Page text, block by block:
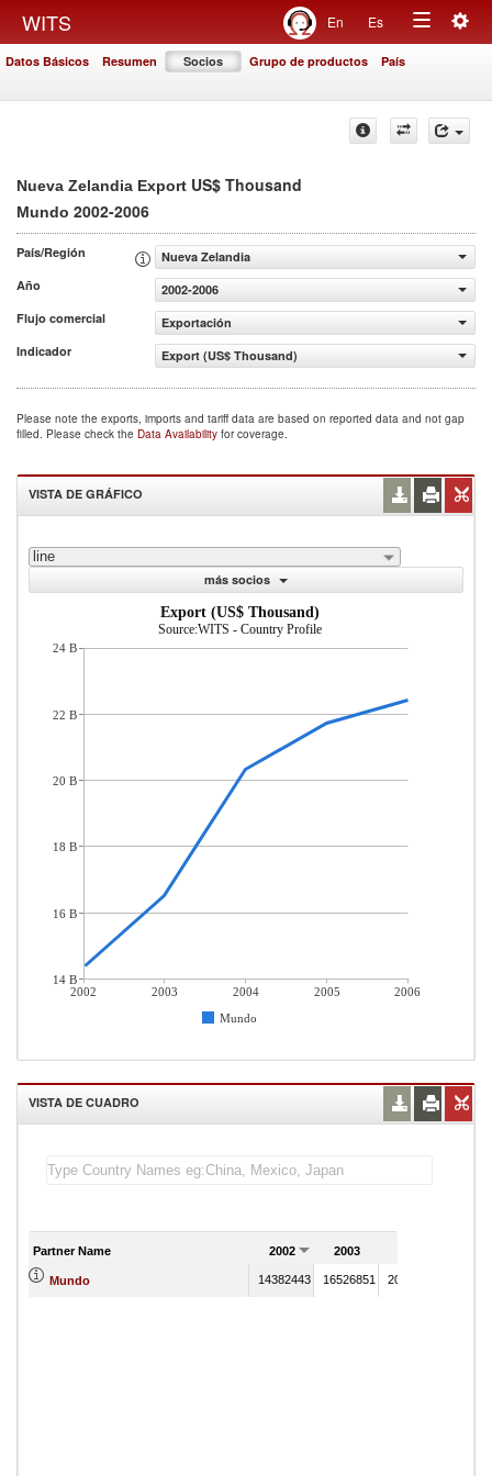
WITS En Es
Toggle
Datos Básicos Resumen Socios Grupo de productos País
Nueva Zelandia Export US$ Thousand
Mundo 2002-2006
País/Región
Nueva Zelandia
Año
2002-2006
Flujo comercial
Exportación
Indicador
Export (US$ Thousand)
Please note the exports, imports and tariff data are based on reported data and not gap
filled. Please check the Data Availability for coverage.
VISTA DE GRÁFICO
line
más socios
Export (US$ Thousand)
Source:WITS - Country Profile
2002 2003 2004 2005
2006
Mundo
24 B
22 B
20 B
18 B
16 B
14 B
VISTA DE CUADRO
Partner Name 2002 2003
Mundo 14382443 16526851 20344022